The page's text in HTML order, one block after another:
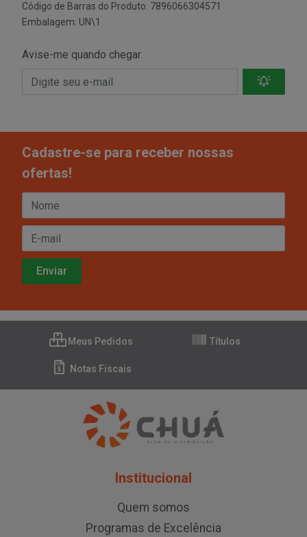
Código de Barras do Produto: 7896066304571
Embalagem: UN\1
Avise-me quando chegar
Cadastre-se para receber nossas
ofertas!
Meus Pedidos Títulos
Notas Fiscais
Institucional
Quem somos
Programas de Excelência